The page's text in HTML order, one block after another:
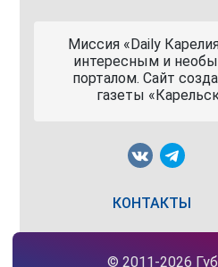
Миссия «Daily
интересным и
порталом. Сайт
газеты
КОНТАКТЫ
© 2011-2026